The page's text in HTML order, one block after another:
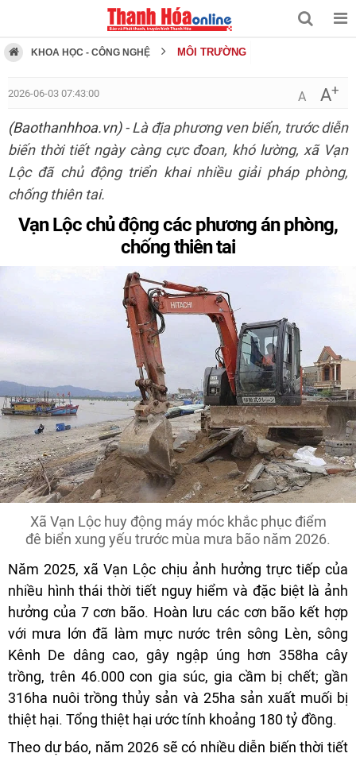
KHOA HỌC - CÔNG NGHỆ MÔI TRƯỜNG
2026-06-03 07:43:00 A A+
(Baothanhhoa.vn)- Là địa phương ven biển, trước diễn
biến thời tiết ngày càng cực đoan, khó lường, xã Vạn
Lộc đã chủ động triển khai nhiều giải pháp phòng,
chống thiên tai.
Vạn Lộc chủ động các phương án phòng,
chống thiên tai
Xã Vạn Lộc huy động máy móc khắc phục điểm
đê biển xung yếu trước mùa mưa bão năm 2026.
Năm 2025, xã Vạn Lộc chịu ảnh hưởng trực tiếp của
nhiều hình thái thời tiết nguy hiểm và đặc biệt là ảnh
hưởng của 7 cơn bão. Hoàn lưu các cơn bão kết hợp
với mưa lớn đã làm mực nước trên sông Lèn, sông
Kênh De dâng cao, gây ngập úng hơn 358ha cây
trồng, trên 46.000 con gia súc, gia cầm bị chết; gần
316ha nuôi trồng thủy sản và 25ha sản xuất muối bị
thiệt hại. Tổng thiệt hại ước tính khoảng 180 tỷ đồng.
Theo dự báo, năm 2026 sẽ có nhiều diễn biến thời tiết